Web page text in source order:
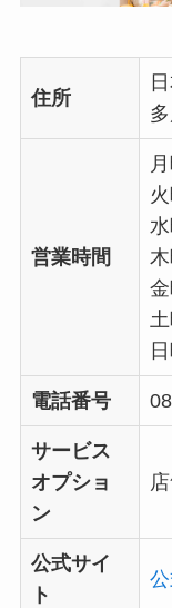
住所
営業時間
電話番号
サービス
オプショ
ン
公式サイ
ト